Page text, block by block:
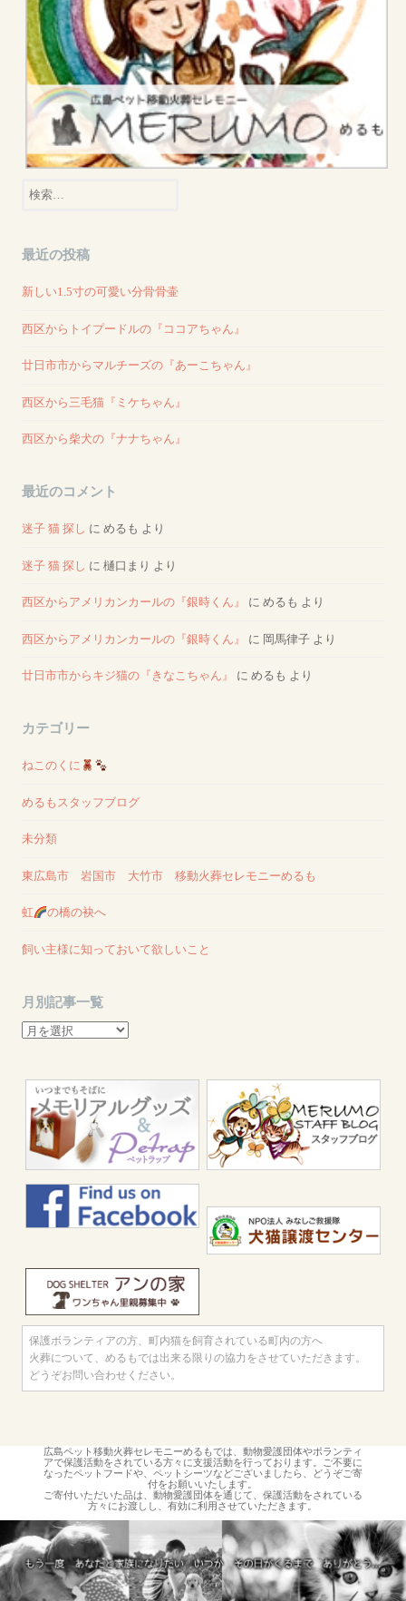
検
索:
最近の投稿
新しい1.5寸の可愛い分骨骨壷
西区からトイプードルの『ココアちゃん』
廿日市市からマルチーズの『あーこちゃん』
西区から三毛猫『ミケちゃん』
西区から柴犬の『ナナちゃん』
最近のコメント
迷子 猫 探し に めるも より
迷子 猫 探し に 樋口まり より
西区からアメリカンカールの『銀時くん』 に めるも より
西区からアメリカンカールの『銀時くん』 に 岡馬律子 より
廿日市市からキジ猫の『きなこちゃん』 に めるも より
カテゴリー
ねこのくに
めるもスタッフブログ
未分類
東広島市 岩国市 大竹市 移動火葬セレモニーめるも
虹 の橋の袂へ
飼い主様に知っておいて欲しいこと
月別記事一覧
月
事
覧
保護ボランティアの方、町内猫を飼育されている町内の方へ
火葬について、めるもでは出来る限りの協力をさせていただきます。
どうぞお問い合わせください。
広島ペット移動火葬セレモニーめるもでは、動物愛護団体やボランティ
アで保護活動をされている方々に支援活動を行っております。ご不要に
なったペットフードや、ペットシーツなどございましたら、どうぞご寄
付をお願いいたします。
ご寄付いただいた品は、動物愛護団体を通じて、保護活動をされている
方々にお渡しし、有効に利用させていただきます。